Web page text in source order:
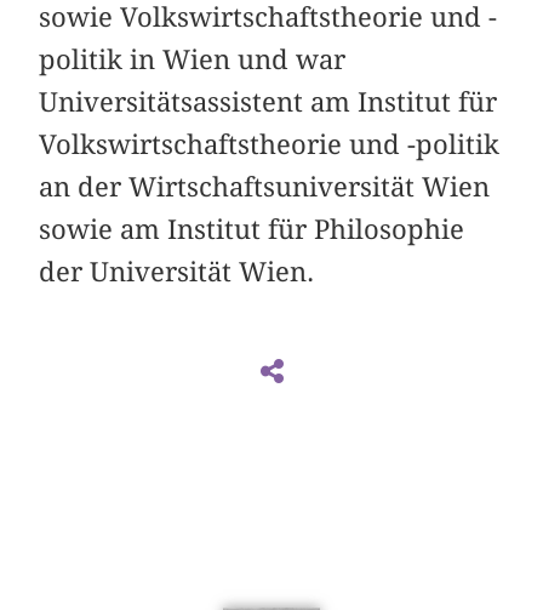
sowie Volkswirtschaftstheorie und -
politik in Wien und war
Universitätsassistent am Institut für
Volkswirtschaftstheorie und -politik
an der Wirtschaftsuniversität Wien
sowie am Institut für Philosophie
der Universität Wien.